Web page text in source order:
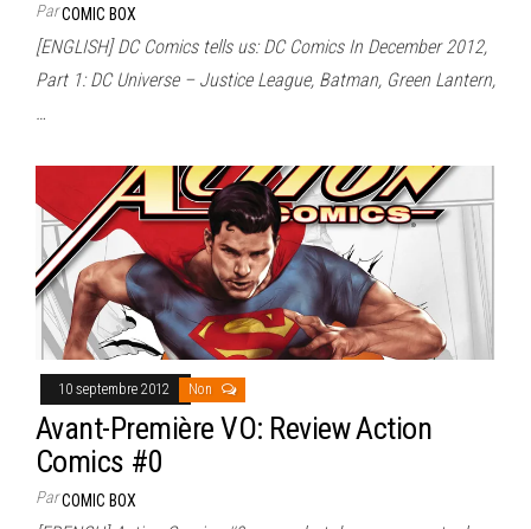
ParCOMIC BOX
[ENGLISH] DC Comics tells us: DC Comics In December 2012,
Part 1: DC Universe – Justice League, Batman, Green Lantern,
…
10 septembre 2012 Non
Avant-Première VO: Review Action
Comics #0
ParCOMIC BOX